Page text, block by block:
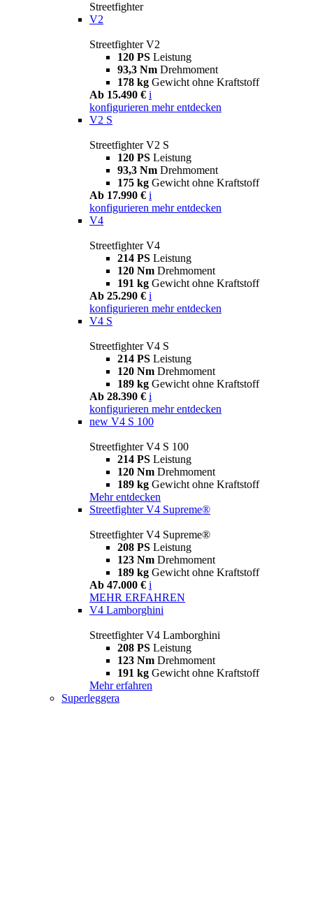
Streetfighter
V2
Streetfighter V2
120 PS Leistung
93,3 Nm Drehmoment
178 kg Gewicht ohne Kraftstoff
Ab 15.490 € i
konfigurieren mehr entdecken
V2 S
Streetfighter V2 S
120 PS Leistung
93,3 Nm Drehmoment
175 kg Gewicht ohne Kraftstoff
Ab 17.990 € i
konfigurieren mehr entdecken
V4
Streetfighter V4
214 PS Leistung
120 Nm Drehmoment
191 kg Gewicht ohne Kraftstoff
Ab 25.290 € i
konfigurieren mehr entdecken
V4 S
Streetfighter V4 S
214 PS Leistung
120 Nm Drehmoment
189 kg Gewicht ohne Kraftstoff
Ab 28.390 € i
konfigurieren mehr entdecken
new V4 S 100
Streetfighter V4 S 100
214 PS Leistung
120 Nm Drehmoment
189 kg Gewicht ohne Kraftstoff
Mehr entdecken
Streetfighter V4 Supreme®
Streetfighter V4 Supreme®
208 PS Leistung
123 Nm Drehmoment
189 kg Gewicht ohne Kraftstoff
Ab 47.000 € i
MEHR ERFAHREN
V4 Lamborghini
Streetfighter V4 Lamborghini
208 PS Leistung
123 Nm Drehmoment
191 kg Gewicht ohne Kraftstoff
Mehr erfahren
Superleggera